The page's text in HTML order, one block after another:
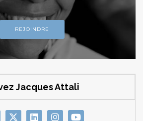
REJOINDRE
Jacques Attali